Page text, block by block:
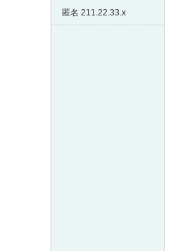
匿名 211.22.33.x